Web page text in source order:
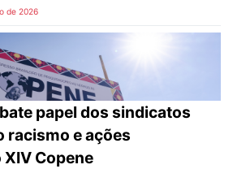
de 2026
papel dos sindicatos
racismo e ações
Copene